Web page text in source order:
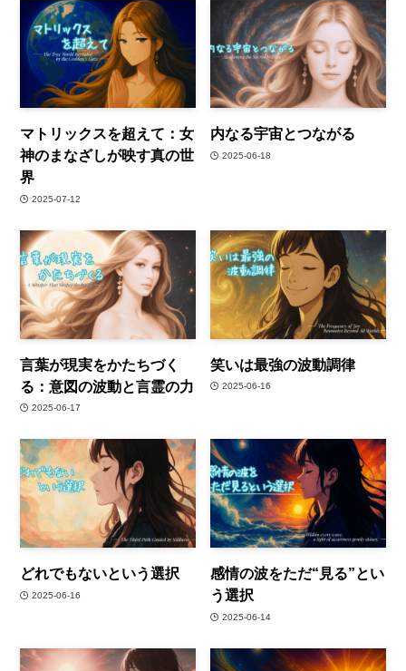
マトリックスを超えて：女
神のまなざしが映す真の世
界
2025-07-12
内なる宇宙とつながる
2025-06-18
言葉が現実をかたちづく
る：意図の波動と言霊の力
2025-06-17
笑いは最強の波動調律
2025-06-16
どれでもないという選択
2025-06-16
感情の波をただ“見る”とい
う選択
2025-06-14